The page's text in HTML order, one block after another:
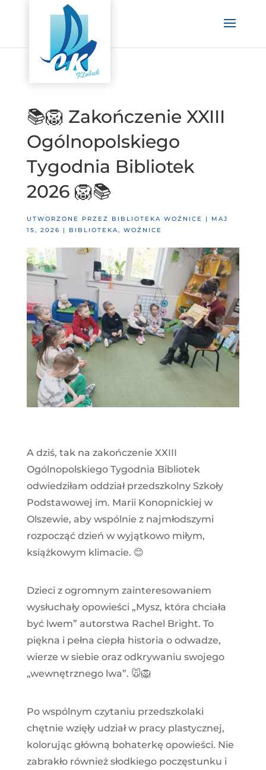
📚🦁 Zakończenie XXIII
Ogólnopolskiego
Tygodnia Bibliotek
2026 🦁📚
UTWORZONE PRZEZ BIBLIOTEKA WOŹNICE | MAJ
15, 2026
| BIBLIOTEKA, WOŹNICE
A dziś, tak na zakończenie XXIII
Ogólnopolskiego Tygodnia Bibliotek
odwiedziłam oddział przedszkolny Szkoły
Podstawowej im. Marii Konopnickiej w
Olszewie, aby wspólnie z najmłodszymi
rozpocząć dzień w wyjątkowo miłym,
książkowym klimacie. 😊
Dzieci z ogromnym zainteresowaniem
wysłuchały opowieści „Mysz, która chciała
być lwem” autorstwa Rachel Bright. To
piękna i pełna ciepła historia o odwadze,
wierze w siebie oraz odkrywaniu swojego
„wewnętrznego lwa”. 🐭🦁
Po wspólnym czytaniu przedszkolaki
chętnie wzięły udział w pracy plastycznej,
kolorując główną bohaterkę opowieści. Nie
zabrakło również słodkiego poczęstunku i